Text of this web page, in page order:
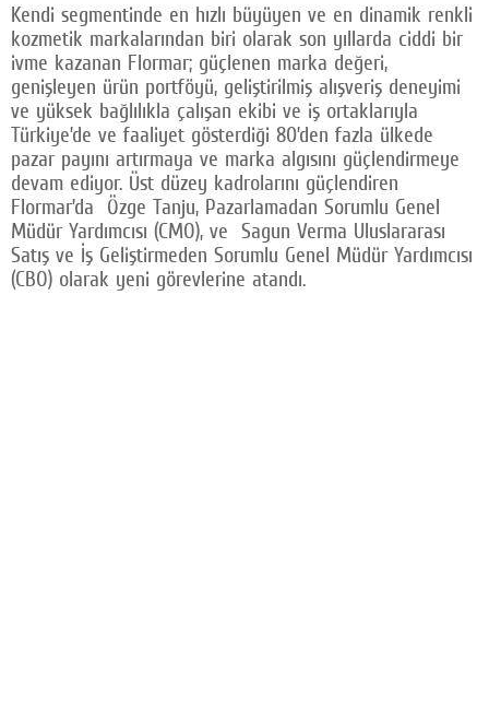
Kendi segmentinde en hızlı büyüyen ve en dinamik renkli
kozmetik markalarından biri olarak son yıllarda ciddi bir
ivme kazanan Flormar; güçlenen marka değeri,
genişleyen ürün portföyü, geliştirilmiş alışveriş deneyimi
ve yüksek bağlılıkla çalışan ekibi ve iş ortaklarıyla
Türkiye’de ve faaliyet gösterdiği 80’den fazla ülkede
pazar payını artırmaya ve marka algısını güçlendirmeye
devam ediyor. Üst düzey kadrolarını güçlendiren
Flormar’da Özge Tanju, Pazarlamadan Sorumlu Genel
Müdür Yardımcısı (CMO), ve Sagun Verma Uluslararası
Satış ve İş Geliştirmeden Sorumlu Genel Müdür Yardımcısı
(CBO) olarak yeni görevlerine atandı.